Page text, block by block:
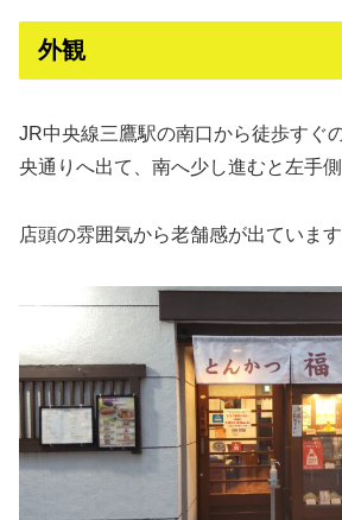
外観
JR中央線三鷹駅の南口から徒歩すぐ
央通りへ出て、南へ少し進むと左手
店頭の雰囲気から老舗感が出ています